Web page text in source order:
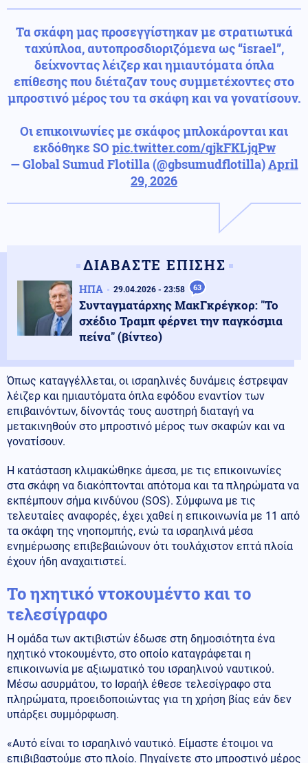
Τα σκάφη μας προσεγγίστηκαν με στρατιωτικά
ταχύπλοα, αυτοπροσδιοριζόμενα ως “israel”,
δείχνοντας λέιζερ και ημιαυτόματα όπλα
επίθεσης που διέταζαν τους συμμετέχοντες στο
μπροστινό μέρος του τα σκάφη και να γονατίσουν.
Οι επικοινωνίες με σκάφος μπλοκάρονται και
εκδόθηκε SOpic.twitter.com/qjkFKLjqPw
— Global Sumud Flotilla (@gbsumudflotilla)April
29, 2026
ΔΙΑΒΑΣΤΕ ΕΠΙΣΗΣ
ΗΠΑ 29.04.2026 - 23:58 63
Συνταγματάρχης ΜακΓκρέγκορ: "Το
σχέδιο Τραμπ φέρνει την παγκόσμια
πείνα" (βίντεο)
Όπως καταγγέλλεται, οι ισραηλινές δυνάμεις έστρεψαν
λέιζερ και ημιαυτόματα όπλα εφόδου εναντίον των
επιβαινόντων, δίνοντάς τους αυστηρή διαταγή να
μετακινηθούν στο μπροστινό μέρος των σκαφών και να
γονατίσουν.
Η κατάσταση κλιμακώθηκε άμεσα, με τις επικοινωνίες
στα σκάφη να διακόπτονται απότομα και τα πληρώματα να
εκπέμπουν σήμα κινδύνου (SOS). Σύμφωνα με τις
τελευταίες αναφορές, έχει χαθεί η επικοινωνία με 11 από
τα σκάφη της νηοπομπής, ενώ τα ισραηλινά μέσα
ενημέρωσης επιβεβαιώνουν ότι τουλάχιστον επτά πλοία
έχουν ήδη αναχαιτιστεί.
Το ηχητικό ντοκουμέντο και το
τελεσίγραφο
Η ομάδα των ακτιβιστών έδωσε στη δημοσιότητα ένα
ηχητικό ντοκουμέντο, στο οποίο καταγράφεται η
επικοινωνία με αξιωματικό του ισραηλινού ναυτικού.
Μέσω ασυρμάτου, το Ισραήλ έθεσε τελεσίγραφο στα
πληρώματα, προειδοποιώντας για τη χρήση βίας εάν δεν
υπάρξει συμμόρφωση.
«Αυτό είναι το ισραηλινό ναυτικό. Είμαστε έτοιμοι να
επιβιβαστούμε στο πλοίο. Πηγαίνετε στο μπροστινό μέρος